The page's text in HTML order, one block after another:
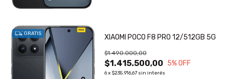
GRATIS XIAOMI POCO F8 PRO 12/512GB 5G
$1.415.500,00
$1.490.000,00
5% OFF
6x $235.916,67 sin interés